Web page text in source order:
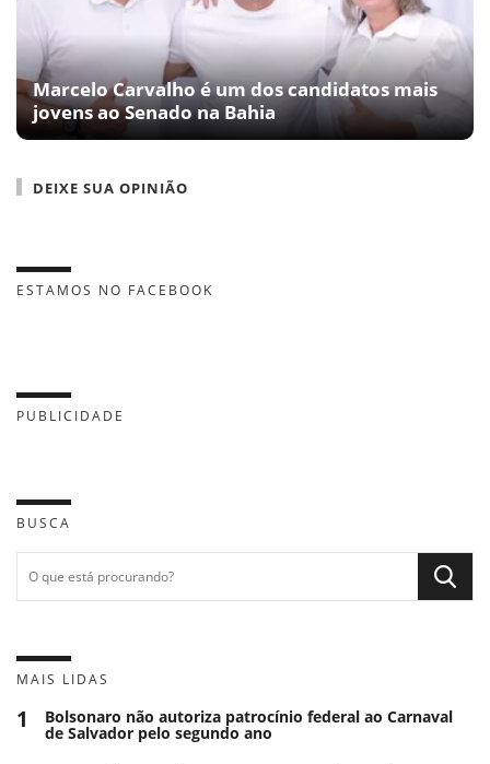
Marcelo Carvalho é um dos candidatos mais
jovens ao Senado na Bahia
DEIXE SUA OPINIÃO
ESTAMOS NO FACEBOOK
PUBLICIDADE
BUSCA
MAIS LIDAS
1 Bolsonaro não autoriza patrocínio federal ao Carnaval
de Salvador pelo segundo ano